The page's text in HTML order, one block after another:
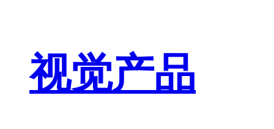
视觉产品